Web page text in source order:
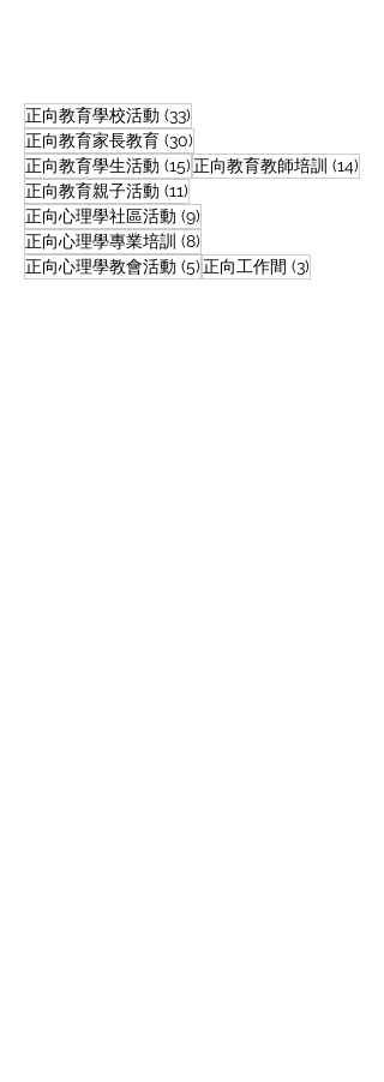
正向教育｜升中放榜日：
四樣比文件更重要的放榜
心理準備
正向教育學校活動 (33)
正向教育家長教育 (30)
正向教育學生活動 (15)15 篇文章
正向教育教師培訓 (14)
正向教育親子活動 (11)
正向心理學社區活動 (9)
正向心理學專業培訓 (8)
正向心理學教會活動 (5)5 篇文章
正向工作間 (3)